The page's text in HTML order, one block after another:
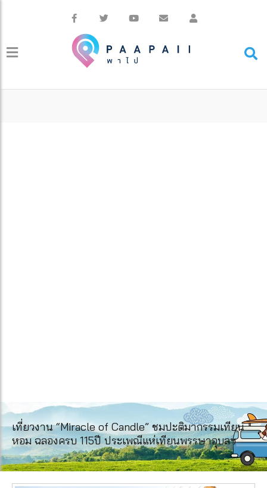
เที่ยวงาน “Miracle of Candle” ชมปะติมากรรมเทียน
หอม ฉลองครบ 115ปี ประเพณีแห่เทียนพรรษาอุบลฯ